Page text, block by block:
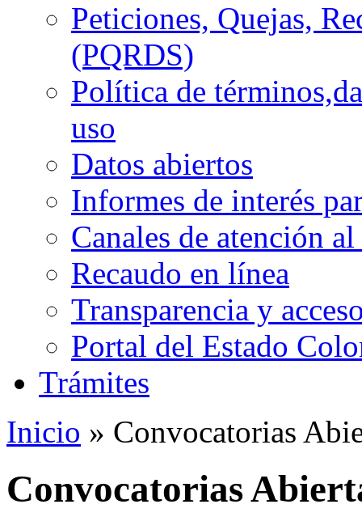
Peticiones, Quejas,
(PQRDS)
Política de
uso
Datos abiertos
Informes de interés
Canales de atención
Recaudo en línea
Transparencia y
Portal del Estado
Trámites
Inicio » Convocatorias
Convocatorias